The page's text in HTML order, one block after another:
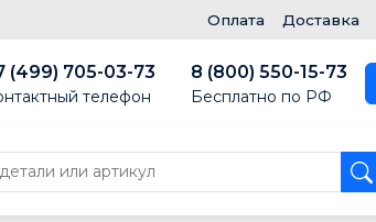
Оплата Доставка
(499) 705-03-73
телефон
8 (800) 550-15-73
Бесплатно по РФ